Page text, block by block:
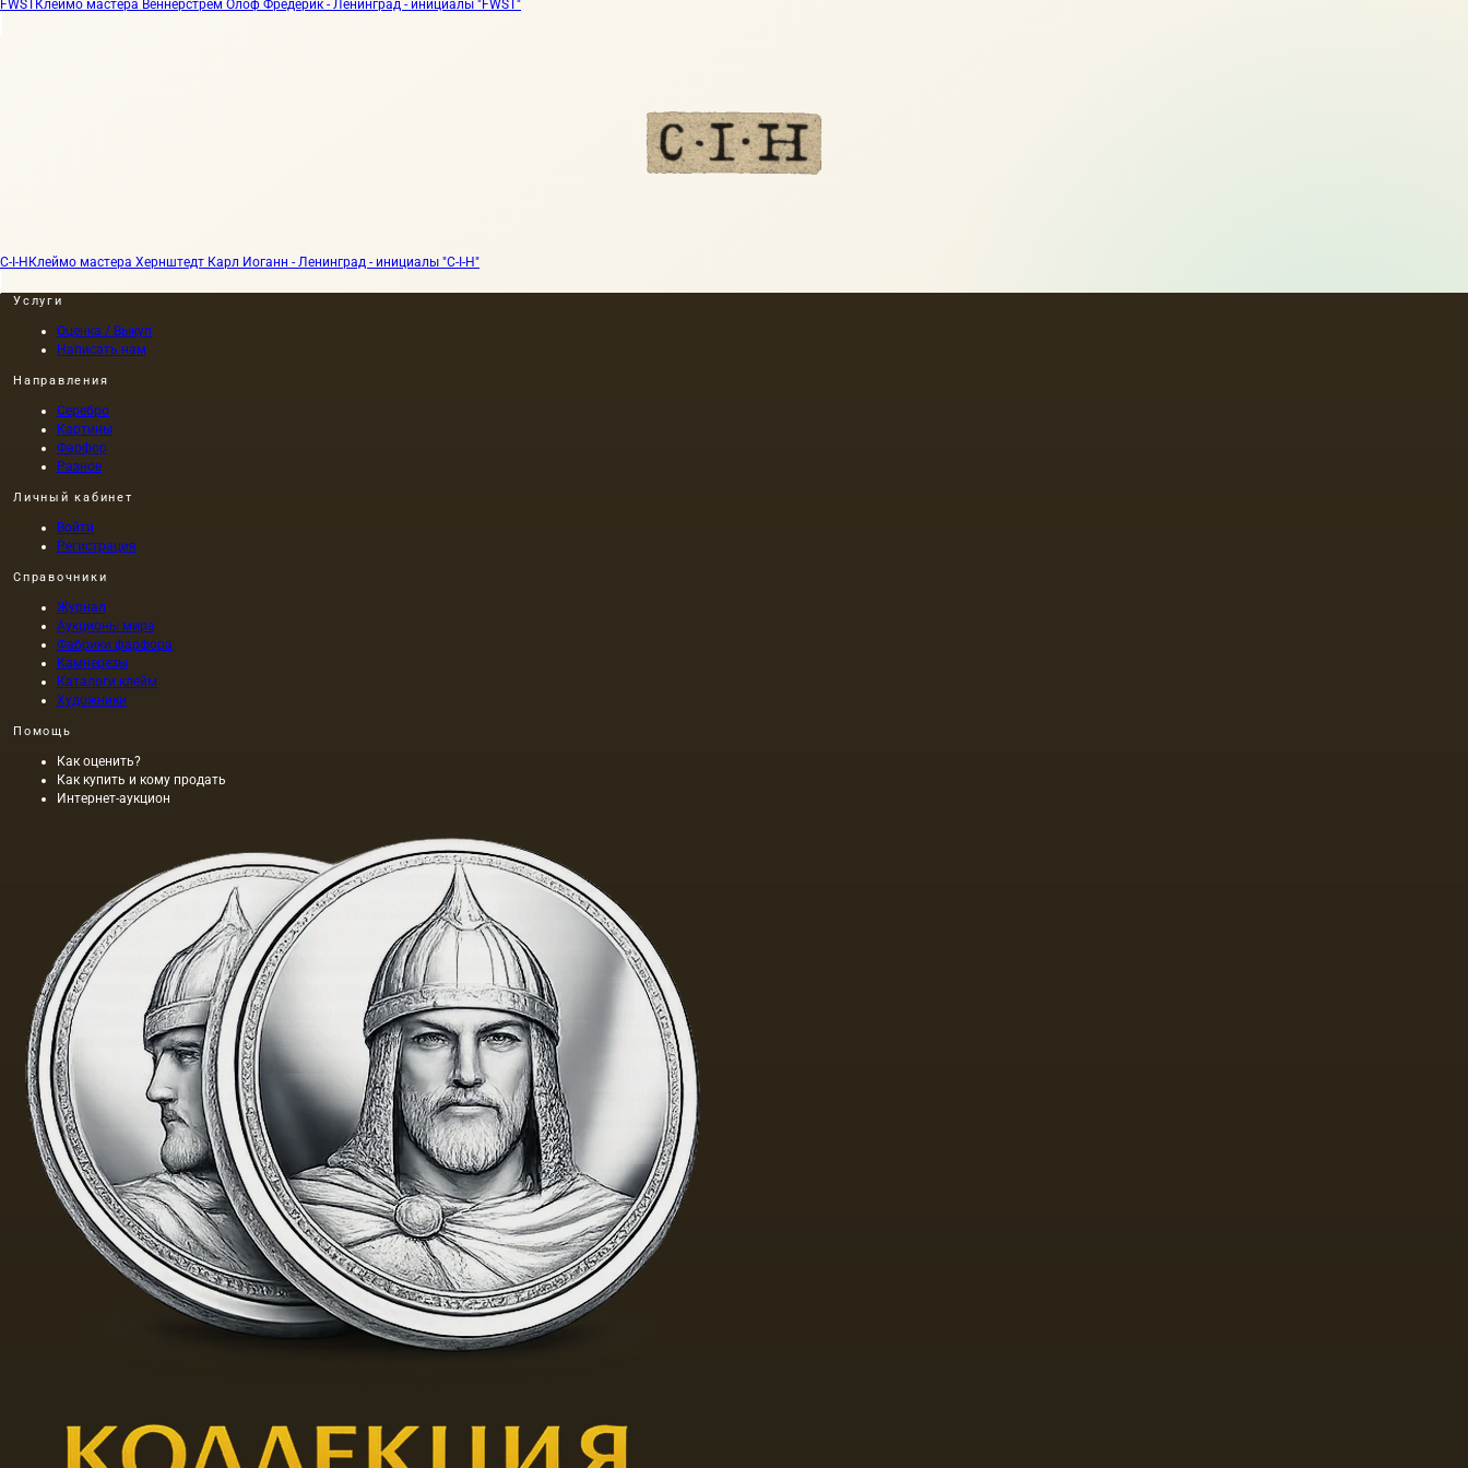
FWST Клеймо мастера Веннерстрем Олоф Фредерик - Ленинград - инициалы "FWST"
C-I-HКлеймо мастера Хернштедт Карл Иоганн - Ленинград - инициалы "C-I-H"
Услуги
Оценка / Выкуп
Написать нам
Направления
Серебро
Картины
Фарфор
Разное
Личный кабинет
Войти
Регистрация
Справочники
Журнал
Аукционы мира
Фабрики фарфора
Камнерезы
Каталоги клейм
Художники
Помощь
Как оценить?
Как купить и кому продать
Интернет-аукцион